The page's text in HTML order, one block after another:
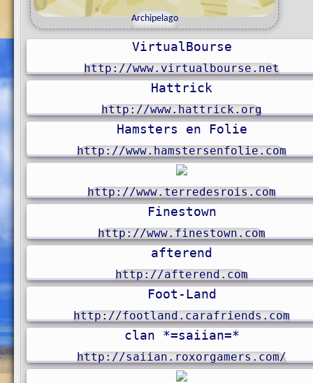
Archipelago
VirtualBourse
http://www.virtualbourse.net
Hattrick
http://www.hattrick.org
Hamsters en Folie
http://www.hamstersenfolie.com
http://www.terredesrois.com
Finestown
http://www.finestown.com
afterend
http://afterend.com
Foot-Land
http://footland.carafriends.com
clan *=saiian=*
http://saiian.roxorgamers.com/